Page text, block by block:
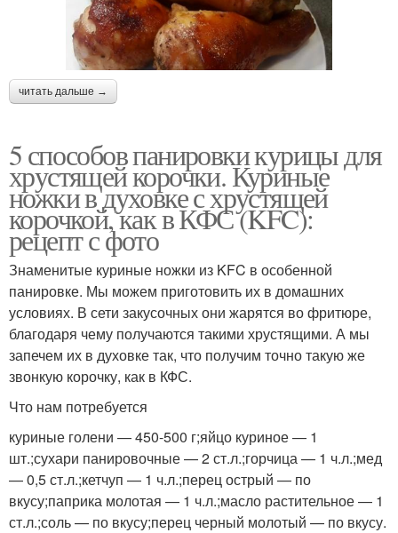
читать дальше →
5 способов панировки курицы для
хрустящей корочки. Куриные
ножки в духовке с хрустящей
корочкой, как в КФС (KFC):
рецепт с фото
Знаменитые куриные ножки из KFC в особенной
панировке. Мы можем приготовить их в домашних
условиях. В сети закусочных они жарятся во фритюре,
благодаря чему получаются такими хрустящими. А мы
запечем их в духовке так, что получим точно такую же
звонкую корочку, как в КФС.
Что нам потребуется
куриные голени — 450-500 г;яйцо куриное — 1
шт.;сухари панировочные — 2 ст.л.;горчица — 1 ч.л.;мед
— 0,5 ст.л.;кетчуп — 1 ч.л.;перец острый — по
вкусу;паприка молотая — 1 ч.л.;масло растительное — 1
ст.л.;соль — по вкусу;перец черный молотый — по вкусу.